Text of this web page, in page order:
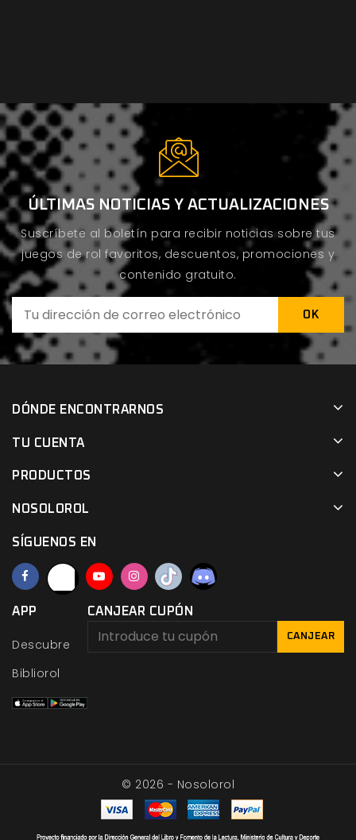
ÚLTIMAS NOTICIAS Y ACTUALIZACIONES
Suscríbete al boletín para recibir noticias sobre tus
juegos de rol favoritos, descuentos, promociones y
contenido gratuito.
DÓNDE ENCONTRARNOS
TU CUENTA
PRODUCTOS
NOSOLOROL
SÍGUENOS EN
APP
Descubre
Bibliorol
CANJEAR CUPÓN
CANJEAR
© 2026 - Nosolorol